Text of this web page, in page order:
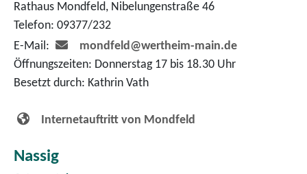
Rathaus Mondfeld, Nibelungenstraße 46
Telefon: 09377/232
E-Mail:
mondfeld@wertheim-main.de
Öffnungszeiten: Donnerstag 17 bis 18.30 Uhr
Besetzt durch: Kathrin Vath
Internetauftritt von Mondfeld
Nassig